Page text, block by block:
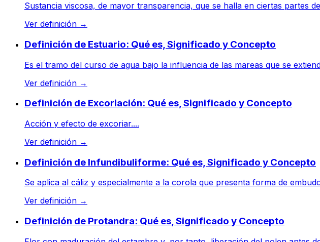
Sustancia viscosa, de mayor transparencia, que se halla en ciertas partes
Ver definición →
Definición de Estuario: Qué es, Significado y Concepto
Es el tramo del curso de agua bajo la influencia de las mareas que se
Ver definición →
Definición de Excoriación: Qué es, Significado y Concepto
Acción y efecto de excoriar....
Ver definición →
Definición de Infundibuliforme: Qué es, Significado y Concepto
Se aplica al cáliz y especialmente a la corola que presenta forma de
Ver definición →
Definición de Protandra: Qué es, Significado y Concepto